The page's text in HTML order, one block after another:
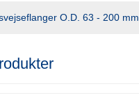
O.D. 63 - 200 mm.